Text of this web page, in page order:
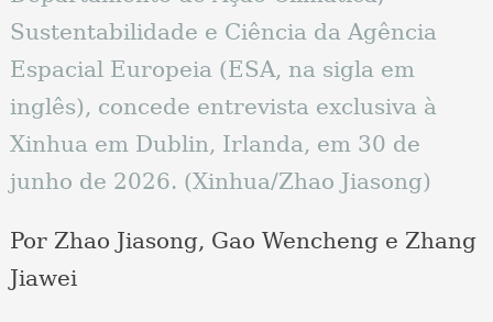
Sustentabilidade e Ciência da Agência
Espacial Europeia (ESA, na sigla em
inglês), concede entrevista exclusiva à
Xinhua em Dublin, Irlanda, em 30 de
junho de 2026. (Xinhua/Zhao Jiasong)
Por Zhao Jiasong, Gao Wencheng e Zhang
Jiawei